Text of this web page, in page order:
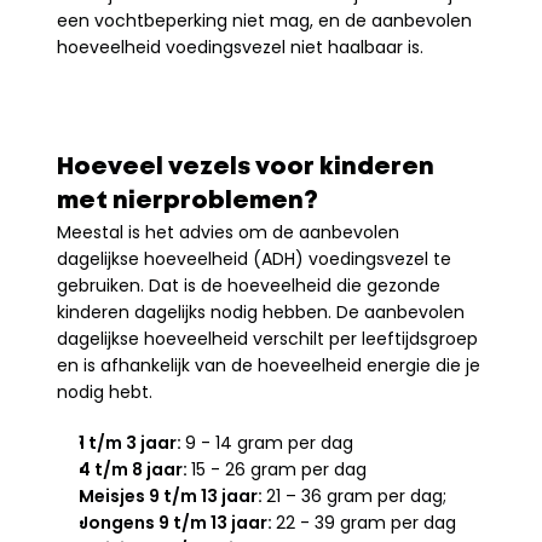
een vochtbeperking niet mag, en de aanbevolen
hoeveelheid voedingsvezel niet haalbaar is.
Hoeveel vezels voor kinderen
met nierproblemen?
Meestal is het advies om de aanbevolen
dagelijkse hoeveelheid (ADH) voedingsvezel te
gebruiken. Dat is de hoeveelheid die gezonde
kinderen dagelijks nodig hebben. De aanbevolen
dagelijkse hoeveelheid verschilt per leeftijdsgroep
en is afhankelijk van de hoeveelheid energie die je
nodig hebt.
1 t/m 3 jaar: 9 - 14 gram per dag
4 t/m 8 jaar: 15 - 26 gram per dag
Meisjes 9 t/m 13 jaar: 21 – 36 gram per dag;
Jongens 9 t/m 13 jaar: 22 - 39 gram per dag